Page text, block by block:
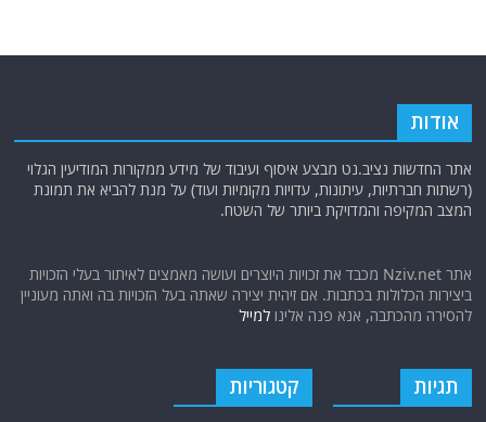
אודות
אתר החדשות נציב.נט מבצע איסוף ועיבוד של מידע ממקורות המודיעין הגלוי
(רשתות חברתיות, עיתונות, עדויות מקומיות ועוד) על מנת להביא את תמונת
המצב המקיפה והמדויקת ביותר של השטח.
אתר Nziv.net מכבד את זכויות היוצרים ועושה מאמצים לאיתור בעלי הזכויות
ביצירות הכלולות בכתבות. אם זיהית יצירה שאתה בעל הזכויות בה ואתה מעוניין
להסירה מהכתבה, אנא פנה אלינולמייל
תגיות קטגוריות